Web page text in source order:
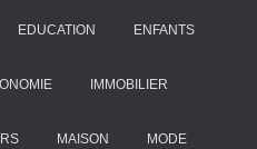
EDUCATION ENFANTS
IMMOBILIER
MAISON MODE